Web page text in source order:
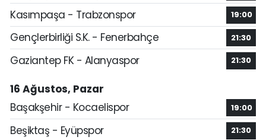
Kasımpaşa - Trabzonspor 19:00
Gençlerbirliği S.K. - Fenerbahçe 21:30
Gaziantep FK - Alanyaspor 21:30
16 Ağustos, Pazar
Başakşehir - Kocaelispor
19:00
Beşiktaş - Eyüpspor 21:30